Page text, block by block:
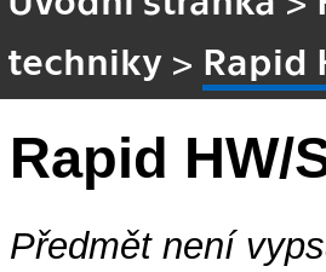
techniky > Rapid
Rapid HW/
Předmět není